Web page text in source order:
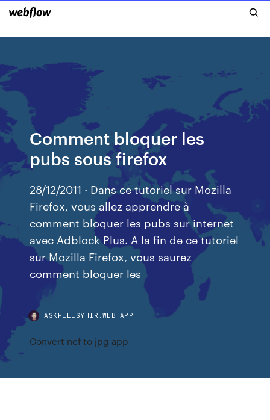
Comment bloquer les
pubs sous firefox
28/12/2011 · Dans ce tutoriel sur Mozilla
Firefox, vous allez apprendre à
comment bloquer les pubs sur internet
avec Adblock Plus. A la fin de ce tutoriel
sur Mozilla Firefox, vous saurez
comment bloquer les
ASKFILESYHIR.WEB.APP
Convert nef to jpg app